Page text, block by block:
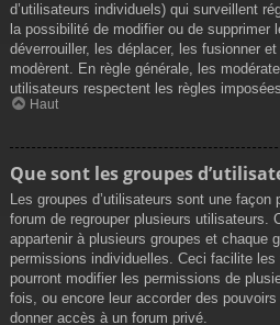
d’utilisateurs individuels) qui surveillent
la possibilité de modifier ou de supprimer
déverrouiller, les déplacer, les fusionner
modèrent. En règle générale, les
utilisateurs respectent les règles
Haut
Que sont les groupes
Les groupes d’utilisateurs sont une façon
forum de regrouper plusieurs utilisateurs.
appartenir à plusieurs groupes et chaque
permissions individuelles. Ceci facilite
pourront modifier les permissions de
fois, ou encore leur accorder des
donner accès à un forum privé.